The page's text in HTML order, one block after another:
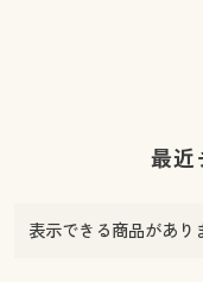
最近
表示できる商品があり